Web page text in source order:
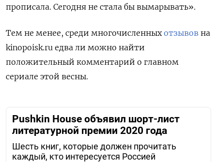
прописала. Сегодня не стала бы вымарывать».
Тем не менее, среди многочисленныхотзывов на
kinopoisk.ru едва ли можно найти
положительный комментарий о главном
сериале этой весны.
Pushkin House объявил шорт-лист
литературной премии 2020 года
Шесть книг, которые должен прочитать
каждый, кто интересуется Россией